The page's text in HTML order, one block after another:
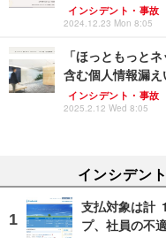
インシデント・事故
2024.12.23 Mon 8:05
「ほっともっと
含む個人情報漏
インシデント・事故
2025.2.12 Wed 8:05
インシデン
支払対象は計
プ、社員の不